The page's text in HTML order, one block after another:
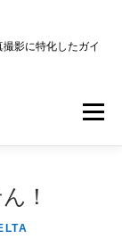
影に特化したガイ
メニュー
！